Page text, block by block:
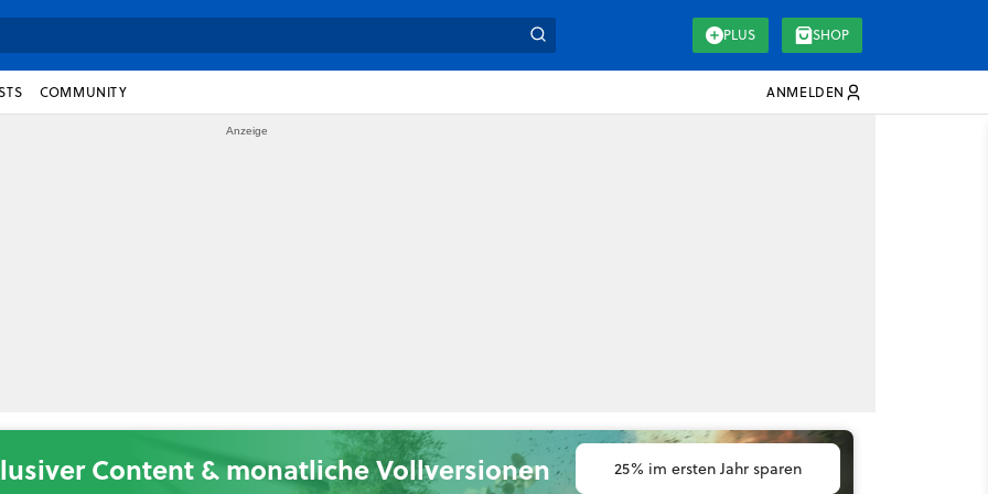
PLUS SHOP
COMMUNITY ANMELDEN
Content & monatliche Vollversionen 25% im ersten Jahr sparen